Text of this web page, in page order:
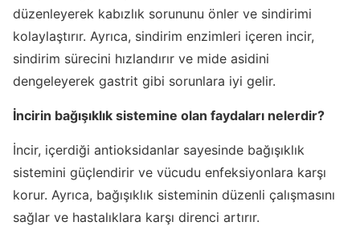
düzenleyerek kabızlık sorununu önler ve sindirimi
kolaylaştırır. Ayrıca, sindirim enzimleri içeren incir,
sindirim sürecini hızlandırır ve mide asidini
dengeleyerek gastrit gibi sorunlara iyi gelir.
İncirin bağışıklık sistemine olan faydaları nelerdir?
İncir, içerdiği antioksidanlar sayesinde bağışıklık
sistemini güçlendirir ve vücudu enfeksiyonlara karşı
korur. Ayrıca, bağışıklık sisteminin düzenli çalışmasını
sağlar ve hastalıklara karşı direnci artırır.